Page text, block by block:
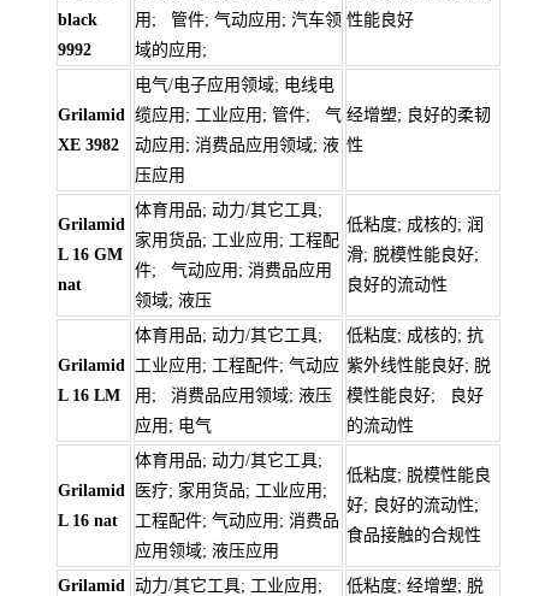
black
9992
用; 管件; 气动应用; 汽车领
域的应用;
性能良好
Grilamid
XE 3982
电气/电子应用领域; 电线电
缆应用; 工业应用; 管件; 气
动应用; 消费品应用领域; 液
压应用
经增塑; 良好的柔韧
性
Grilamid
L 16 GM
nat
体育用品; 动力/其它工具;
家用货品; 工业应用; 工程配
件; 气动应用; 消费品应用
领域; 液压
低粘度; 成核的; 润
滑; 脱模性能良好;
良好的流动性
Grilamid
L 16 LM
体育用品; 动力/其它工具;
工业应用; 工程配件; 气动应
用; 消费品应用领域; 液压
应用; 电气
低粘度; 成核的; 抗
紫外线性能良好; 脱
模性能良好; 良好
的流动性
Grilamid
L 16 nat
体育用品; 动力/其它工具;
医疗; 家用货品; 工业应用;
工程配件; 气动应用; 消费品
应用领域; 液压应用
低粘度; 脱模性能良
好; 良好的流动性;
食品接触的合规性
Grilamid
动力/其它工具; 工业应用;
低粘度; 经增塑; 脱